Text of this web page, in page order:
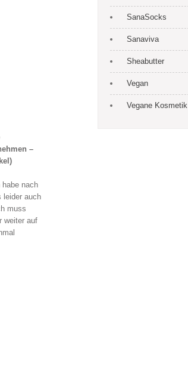
–
nach
leider auch
muss
weiter auf
SanaSocks
Sanaviva
Sheabutter
Vegan
Vegane Kosmetik